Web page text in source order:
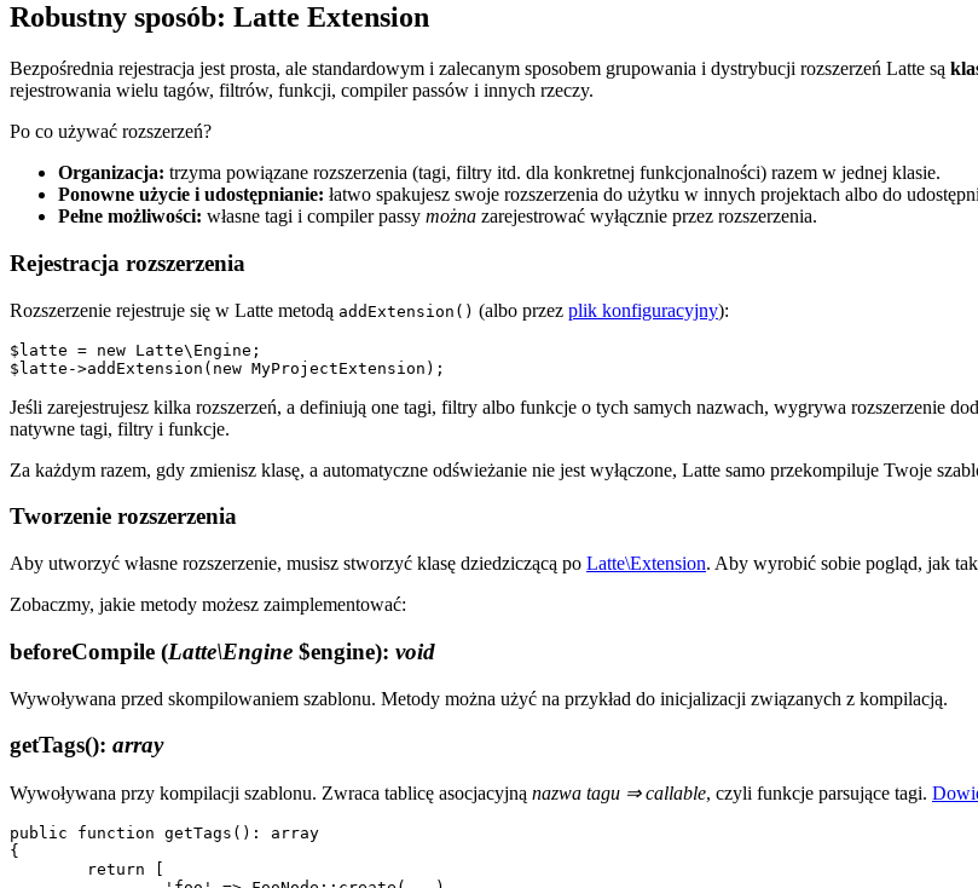
Robustny sposób: Latte Extension
Bezpośrednia rejestracja jest prosta, ale standardowym i zalecanym sposobem grupowania i dystrybucji rozszerzeń Latte są
rejestrowania wielu tagów, filtrów, funkcji, compiler passów i innych rzeczy.
Po co używać rozszerzeń?
Organizacja: trzyma powiązane rozszerzenia (tagi, filtry itd. dla konkretnej funkcjonalności) razem w jednej klasie.
Ponowne użycie i udostępnianie: łatwo spakujesz swoje rozszerzenia do użytku w innych projektach albo do
Pełne możliwości: własne tagi i compiler passy można zarejestrować wyłącznie przez rozszerzenia.
Rejestracja rozszerzenia
Rozszerzenie rejestruje się w Latte metodą addExtension() (albo przez plik konfiguracyjny):
$latte = new Latte\Engine;
Jeśli zarejestrujesz kilka rozszerzeń, a definiują one tagi, filtry albo funkcje o tych samych nazwach, wygrywa rozszerzenie
natywne tagi, filtry i funkcje.
Za każdym razem, gdy zmienisz klasę, a automatyczne odświeżanie nie jest wyłączone, Latte samo przekompiluje Twoje
Tworzenie rozszerzenia
Aby utworzyć własne rozszerzenie, musisz stworzyć klasę dziedziczącą po Latte\Extension. Aby wyrobić sobie pogląd, jak
Zobaczmy, jakie metody możesz zaimplementować:
beforeCompile (Latte\Engine $engine): void
Wywoływana przed skompilowaniem szablonu. Metody można użyć na przykład do inicjalizacji związanych z kompilacją.
getTags(): array
Wywoływana przy kompilacji szablonu. Zwraca tablicę asocjacyjną nazwa tagu ⇒ callable, czyli funkcje parsujące tagi.
public function getTags(): array
{